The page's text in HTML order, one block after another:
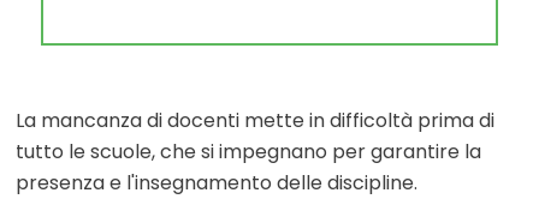
La mancanza di docenti mette in difficoltà prima di
tutto le scuole, che si impegnano per garantire la
presenza e l'insegnamento delle discipline.